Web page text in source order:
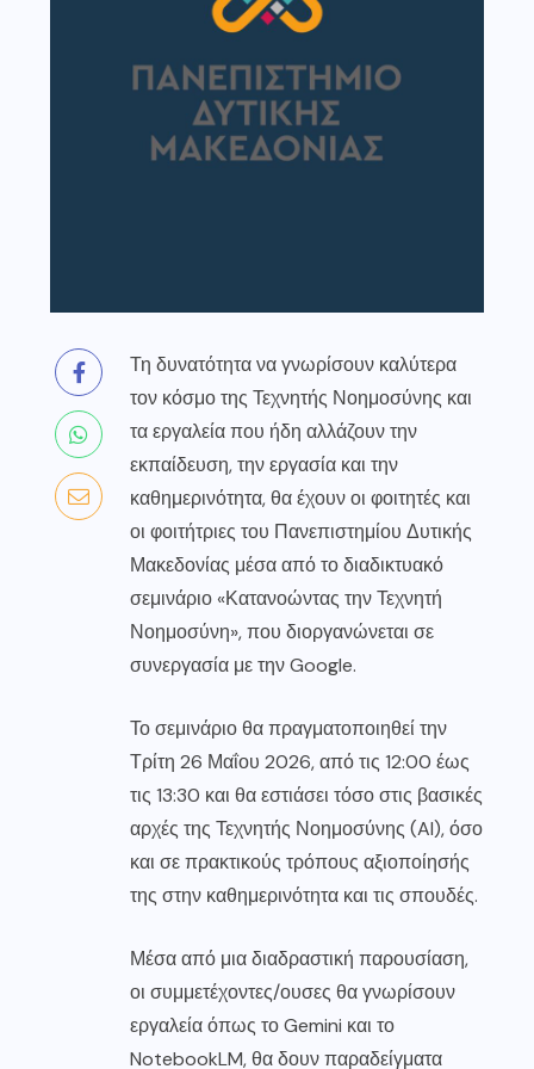
Τη δυνατότητα να γνωρίσουν καλύτερα
τον κόσμο της Τεχνητής Νοημοσύνης και
τα εργαλεία που ήδη αλλάζουν την
εκπαίδευση, την εργασία και την
καθημερινότητα, θα έχουν οι φοιτητές και
οι φοιτήτριες του Πανεπιστημίου Δυτικής
Μακεδονίας μέσα από το διαδικτυακό
σεμινάριο «Κατανοώντας την Τεχνητή
Νοημοσύνη», που διοργανώνεται σε
συνεργασία με την Google.
Το σεμινάριο θα πραγματοποιηθεί την
Τρίτη 26 Μαΐου 2026, από τις 12:00 έως
τις 13:30 και θα εστιάσει τόσο στις βασικές
αρχές της Τεχνητής Νοημοσύνης (AI), όσο
και σε πρακτικούς τρόπους αξιοποίησής
της στην καθημερινότητα και τις σπουδές.
Μέσα από μια διαδραστική παρουσίαση,
οι συμμετέχοντες/ουσες θα γνωρίσουν
εργαλεία όπως το Gemini και το
NotebookLM, θα δουν παραδείγματα